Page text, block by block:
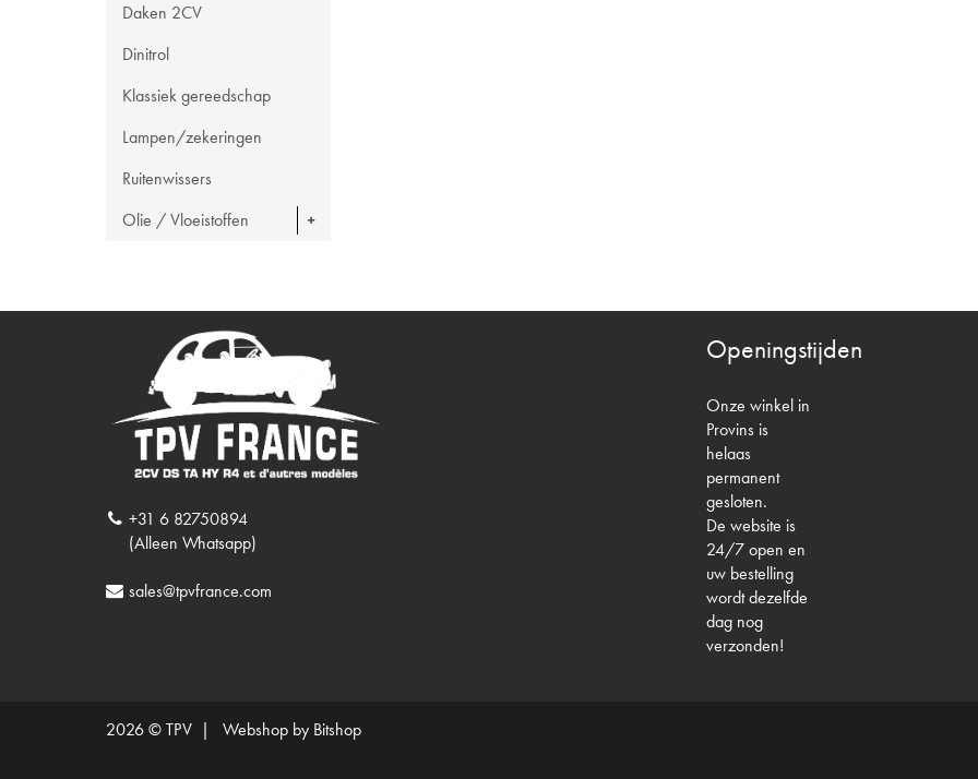
Daken 2CV
Dinitrol
Klassiek gereedschap
Lampen/zekeringen
Ruitenwissers
Olie / Vloeistoffen
+31 6 82750894
(Alleen Whatsapp)
sales@tpvfrance.com
Openingstijden
Onze winkel in
Provins is
helaas
permanent
gesloten.
De website is
24/7 open en
uw bestelling
wordt dezelfde
dag nog
verzonden!
2026 © TPV | Webshop by Bitshop